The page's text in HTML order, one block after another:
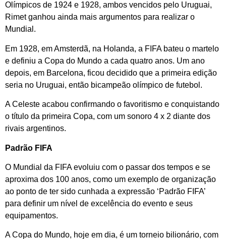
Olímpicos de 1924 e 1928, ambos vencidos pelo Uruguai,
Rimet ganhou ainda mais argumentos para realizar o
Mundial.
Em 1928, em Amsterdã, na Holanda, a FIFA bateu o martelo
e definiu a Copa do Mundo a cada quatro anos. Um ano
depois, em Barcelona, ficou decidido que a primeira edição
seria no Uruguai, então bicampeão olímpico de futebol.
A Celeste acabou confirmando o favoritismo e conquistando
o título da primeira Copa, com um sonoro 4 x 2 diante dos
rivais argentinos.
Padrão FIFA
O Mundial da FIFA evoluiu com o passar dos tempos e se
aproxima dos 100 anos, como um exemplo de organização
ao ponto de ter sido cunhada a expressão ‘Padrão FIFA’
para definir um nível de excelência do evento e seus
equipamentos.
A Copa do Mundo, hoje em dia, é um torneio bilionário, com